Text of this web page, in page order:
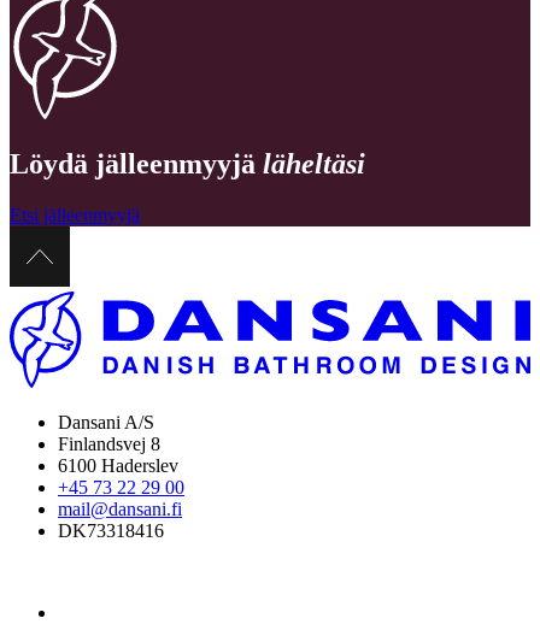
Löydä jälleenmyyjä läheltäsi
Etsi jälleenmyyjä
Dansani A/S
Finlandsvej 8
6100 Haderslev
+45 73 22 29 00
mail@dansani.fi
DK73318416